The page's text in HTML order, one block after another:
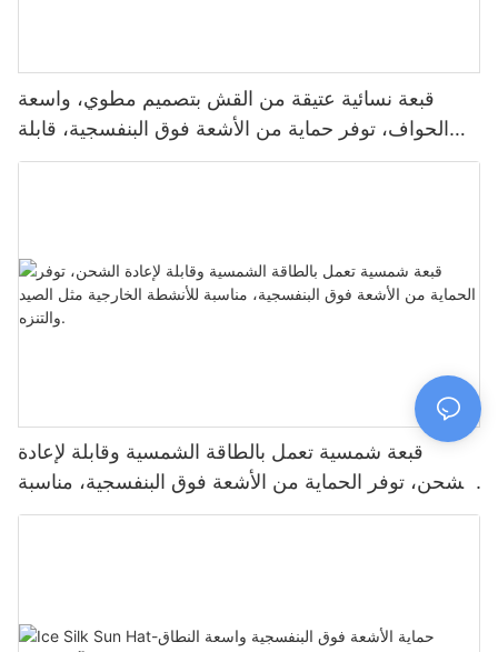
قبعة نسائية عتيقة من القش بتصميم مطوي، واسعة
الحواف، توفر حماية من الأشعة فوق البنفسجية، قابلة
للتعديل، مناسبة للشمس
قبعة شمسية تعمل بالطاقة الشمسية وقابلة لإعادة
الشحن، توفر الحماية من الأشعة فوق البنفسجية، مناسبة
للأنشطة الخارجية مثل الصيد والتنزه.